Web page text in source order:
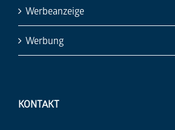
Werbeanzeige
Werbung
KONTAKT